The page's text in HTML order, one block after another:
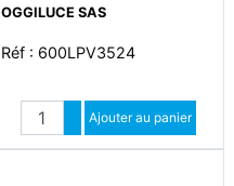
OGGILUCE SAS
Réf : 600LPV3524
Quantité
Augmenter quantité
Diminuer quantité
Ajouter au panier